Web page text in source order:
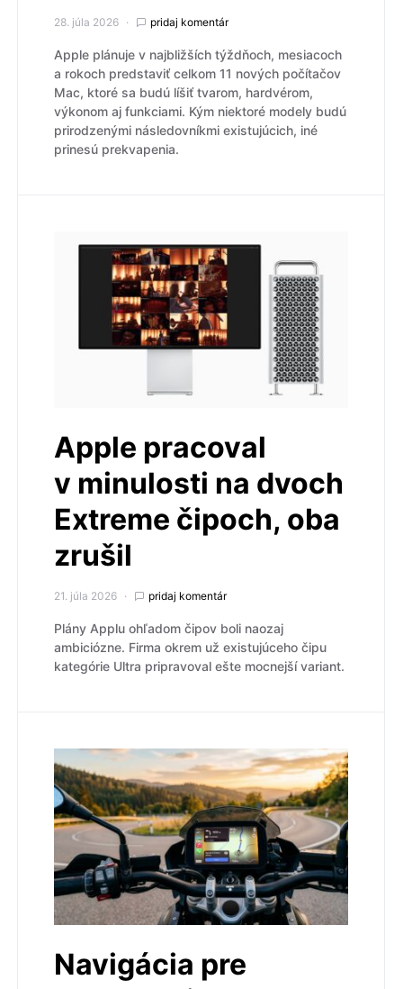
28. júla 2026 pridaj komentár
Apple plánuje v najbližších týždňoch, mesiacoch
a rokoch predstaviť celkom 11 nových počítačov
Mac, ktoré sa budú líšiť tvarom, hardvérom,
výkonom aj funkciami. Kým niektoré modely budú
prirodzenými následovníkmi existujúcich, iné
prinesú prekvapenia.
Apple pracoval
v minulosti na dvoch
Extreme čipoch, oba
zrušil
21. júla 2026 pridaj komentár
Plány Applu ohľadom čipov boli naozaj
ambiciózne. Firma okrem už existujúceho čipu
kategórie Ultra pripravoval ešte mocnejší variant.
Navigácia pre